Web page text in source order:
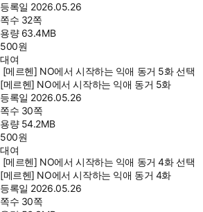
등록일 2026.05.26
쪽수 32쪽
용량 63.4MB
500원
대여
[메르헨] NO에서 시작하는 익애 동거 5화 선택
[메르헨] NO에서 시작하는 익애 동거 5화
등록일 2026.05.26
쪽수 30쪽
용량 54.2MB
500원
대여
[메르헨] NO에서 시작하는 익애 동거 4화 선택
[메르헨] NO에서 시작하는 익애 동거 4화
등록일 2026.05.26
쪽수 30쪽